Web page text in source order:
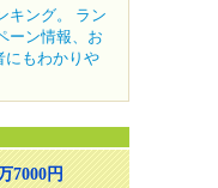
キング。 ラン
ーン情報、お
にもわかりや
7000円